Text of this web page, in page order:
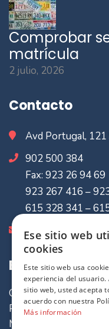
Comprobar
matrícula
2 julio, 2026
Contacto
Avd Portugal, 121
902 500 384
Fax: 923 26 94 69
923 267 416 –
615 328 341 –
Enlaces de
Quiénes somos
Política de cookies
Mapa del sitio
Ese sitio web
cookies
Este sitio web usa
experiencia del
sitio web, usted acepta
acuerdo con nuestra
Más información